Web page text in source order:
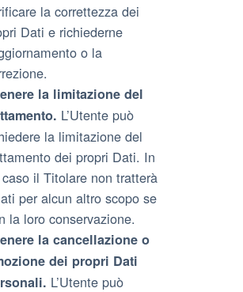
la correttezza dei
Dati e richiederne
o la
la limitazione del
L’Utente può
la limitazione del
dei propri Dati. In
il Titolare non tratterà
per alcun altro scopo se
la loro conservazione.
la cancellazione o
dei propri Dati
L’Utente può